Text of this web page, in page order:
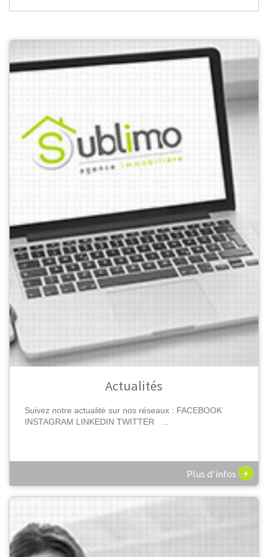
Actualités
Suivez notre actualité sur nos réseaux : FACEBOOK
INSTAGRAM LINKEDIN TWITTER ...
Plus d'infos +